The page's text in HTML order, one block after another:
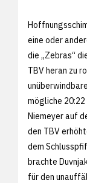
eine oder
die „Zebras“
TBV heran zu
mögliche 20:22
Niemeyer auf
den TBV
dem
brachte
für den